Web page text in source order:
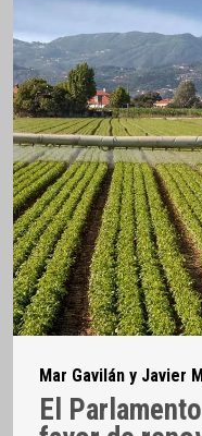
Mar Gavilán y Javier
El